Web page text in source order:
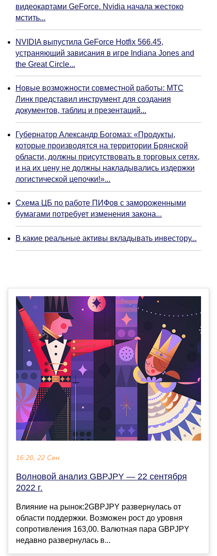
видеокартами GeForce. Nvidia начала жестоко
мстить...
NVIDIA выпустила GeForce Hotfix 566.45,
устраняющий зависания в игре Indiana Jones and
the Great Circle...
Новые возможности совместной работы: МТС
Линк представил инструмент для создания
документов, таблиц и презентаций...
Губернатор Александр Богомаз: «Продукты,
которые производятся на территории Брянской
области, должны присутствовать в торговых сетях,
и на их цену не должны накладывались издержки
логистической цепочки!»...
Схема ЦБ по работе ПИФов с замороженными
бумагами потребует изменения закона...
В какие реальные активы вкладывать инвестору...
16:20, 22 Сен
Волновой анализ GBPJPY — 22 сентября
2022 г.
Влияние на рынок:2GBPJPY развернулась от
области поддержки. Возможен рост до уровня
сопротивления 163,00. Валютная пара GBPJPY
недавно развернулась в...